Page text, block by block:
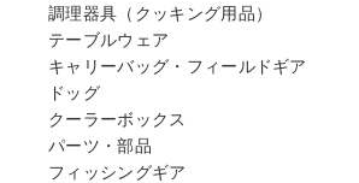
調理器具（クッキング用品）
テーブルウェア
キャリーバッグ・フィールドギア
ドッグ
クーラーボックス
パーツ・部品
フィッシングギア